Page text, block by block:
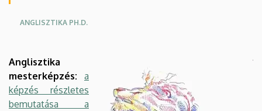
ANGLISZTIKA PH.D.
Anglisztika
mesterképzés: a
képzés részletes
bemutatása a